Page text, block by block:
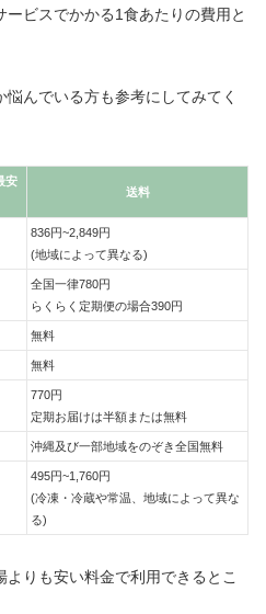
ビスでかかる1食あたりの費用と
んでいる方も参考にしてみてく
安
送料
836円~2,849円
(地域によって異なる)
全国一律780円
らくらく定期便の場合390円
無料
無料
770円
定期お届けは半額または無料
沖縄及び一部地域をのぞき全国無料
495円~1,760円
(冷凍・冷蔵や常温、地域によって異な
る)
よりも安い料金で利用できるとこ